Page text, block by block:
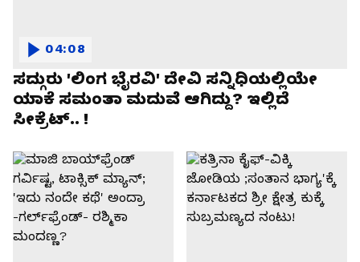
ಸದ್ಗುರು 'ಲಿಂಗ ಭೈರವಿ' ದೇವಿ ಸನ್ನಿಧಿಯಲ್ಲಿಯೇ
ಯಾಕೆ ಸಮಂತಾ ಮದುವೆ ಆಗಿದ್ದು? ಇಲ್ಲಿದೆ
ಸೀಕ್ರೆಟ್.. !
04:08